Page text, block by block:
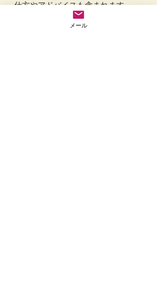
仕方やアドバイスも含まれます。
最後は動物を前にアニマルコミュニ
ケーション対面セッションも学びま
メール